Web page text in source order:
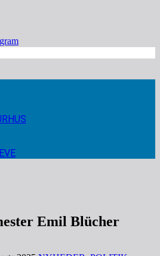
Emil Blücher